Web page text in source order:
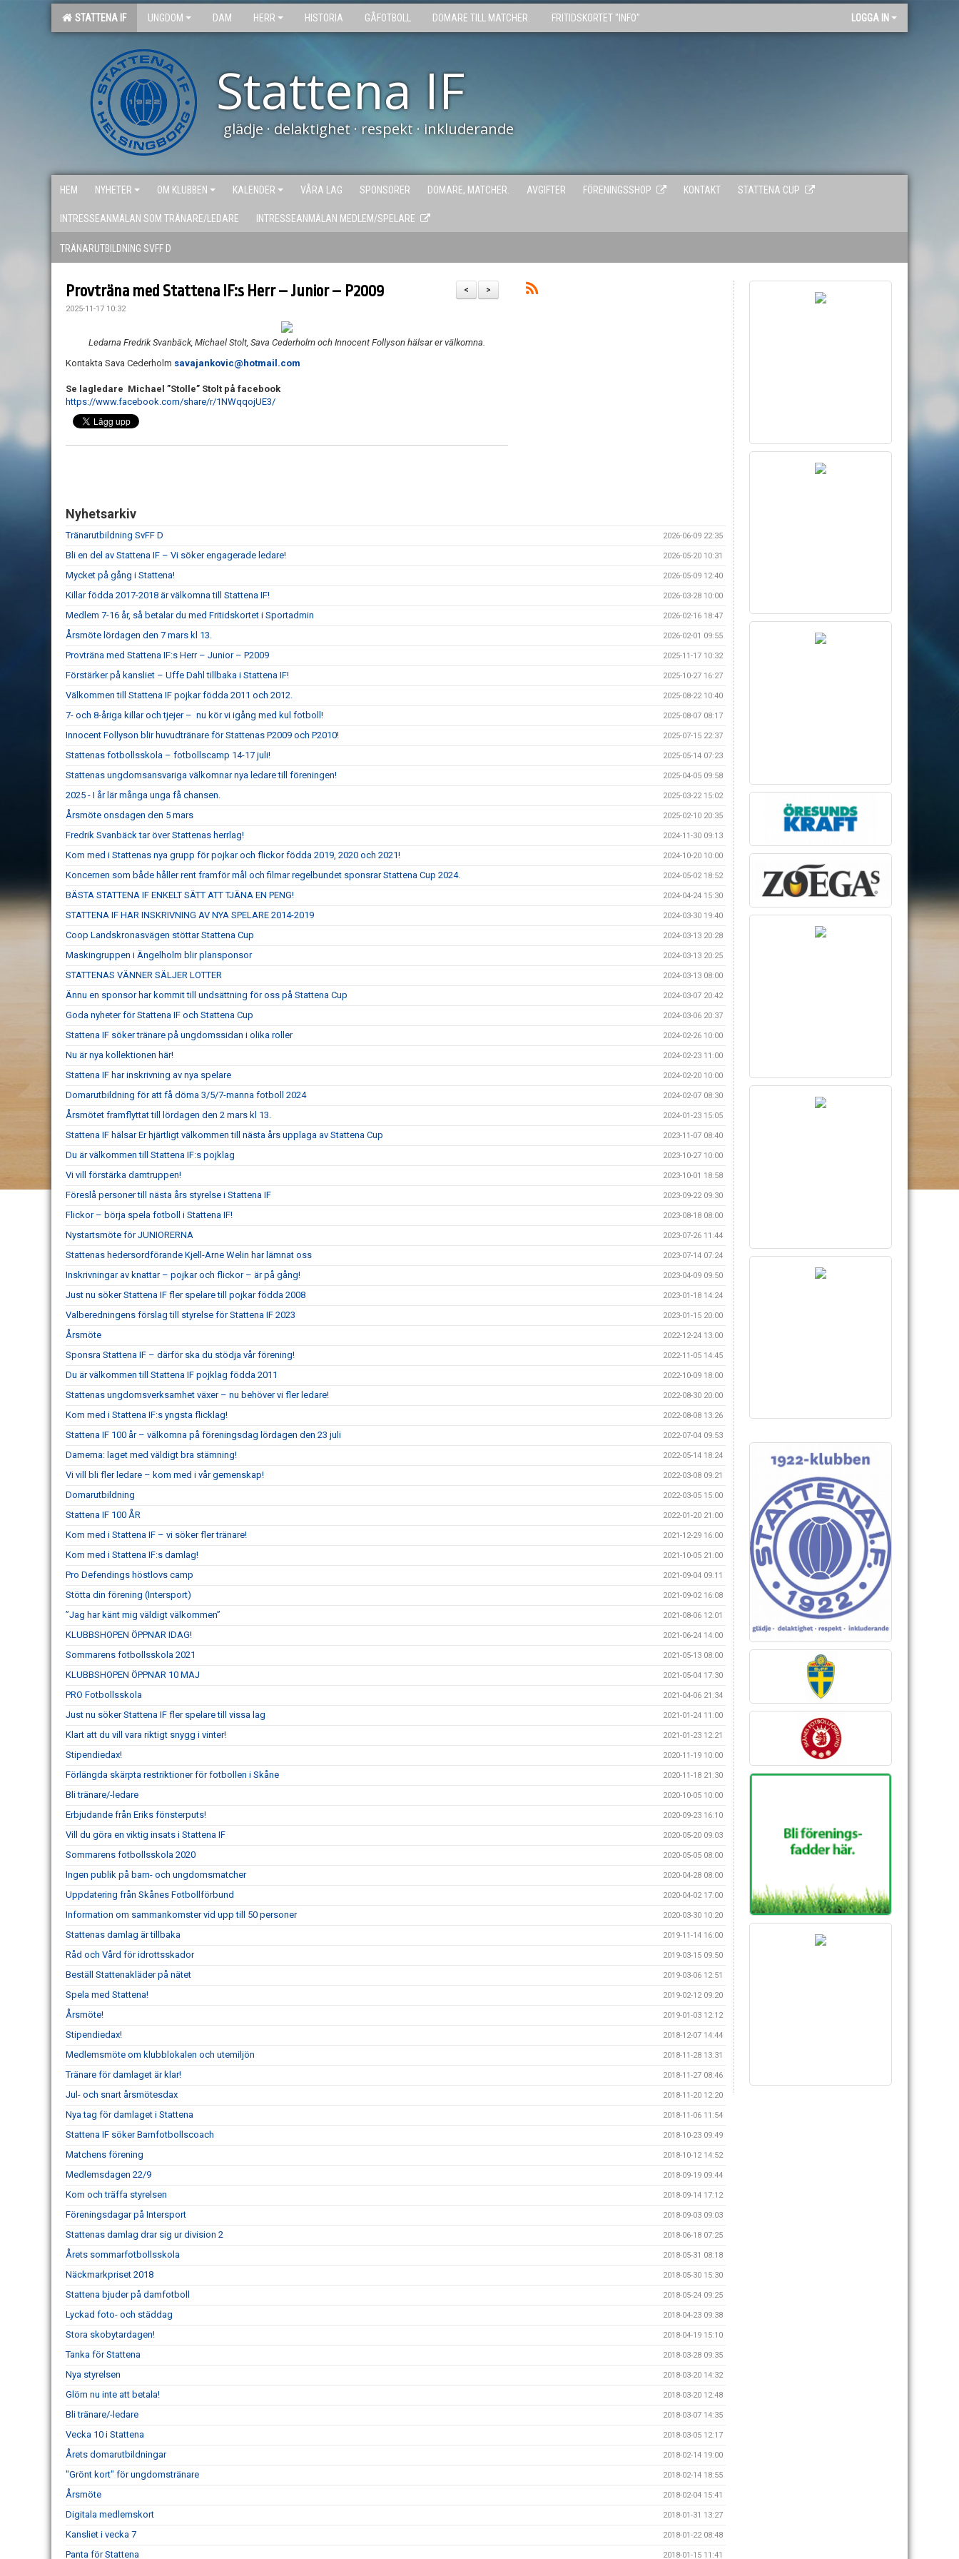
STATTENA IF UNGDOM DAM HERR HISTORIA GÅFOTBOLL DOMARE TILL MATCHER. FRITIDSKORTET "INFO" LOGGA IN
Stattena IF
glädje · delaktighet · respekt · inkluderande
HEM NYHETER OM KLUBBEN KALENDER VÅRA LAG SPONSORER DOMARE, MATCHER. AVGIFTER FÖRENINGSSHOP KONTAKT STATTENA CUP
INTRESSEANMÄLAN SOM TRÄNARE/LEDARE INTRESSEANMÄLAN MEDLEM/SPELARE
TRÄNARUTBILDNING SVFF D
>
<
Provträna med Stattena IF:s Herr – Junior – P2009
2025-11-17 10:32
Ledarna Fredrik Svanbäck, Michael Stolt, Sava Cederholm och Innocent Follyson hälsar er välkomna.
Kontakta Sava Cederholm savajankovic@hotmail.com
Se lagledare Michael ”Stolle” Stolt på facebook
https://www.facebook.com/share/r/1NWqqojUE3/
Nyhetsarkiv
Tränarutbildning SvFF D 2026-06-09 22:35
Bli en del av Stattena IF – Vi söker engagerade ledare! 2026-05-20 10:31
Mycket på gång i Stattena! 2026-05-09 12:40
Killar födda 2017-2018 är välkomna till Stattena IF! 2026-03-28 10:00
Medlem 7-16 år, så betalar du med Fritidskortet i Sportadmin 2026-02-16 18:47
Årsmöte lördagen den 7 mars kl 13. 2026-02-01 09:55
Provträna med Stattena IF:s Herr – Junior – P2009 2025-11-17 10:32
Förstärker på kansliet – Uffe Dahl tillbaka i Stattena IF! 2025-10-27 16:27
Välkommen till Stattena IF pojkar födda 2011 och 2012. 2025-08-22 10:40
7- och 8-åriga killar och tjejer – nu kör vi igång med kul fotboll! 2025-08-07 08:17
Innocent Follyson blir huvudtränare för Stattenas P2009 och P2010! 2025-07-15 22:37
Stattenas fotbollsskola – fotbollscamp 14-17 juli! 2025-05-14 07:23
Stattenas ungdomsansvariga välkomnar nya ledare till föreningen! 2025-04-05 09:58
2025 - I år lär många unga få chansen. 2025-03-22 15:02
Årsmöte onsdagen den 5 mars 2025-02-10 20:35
Fredrik Svanbäck tar över Stattenas herrlag! 2024-11-30 09:13
Kom med i Stattenas nya grupp för pojkar och flickor födda 2019, 2020 och 2021! 2024-10-20 10:00
Koncernen som både håller rent framför mål och filmar regelbundet sponsrar Stattena Cup 2024. 2024-05-02 18:52
BÄSTA STATTENA IF ENKELT SÄTT ATT TJÄNA EN PENG! 2024-04-24 15:30
STATTENA IF HAR INSKRIVNING AV NYA SPELARE 2014-2019 2024-03-30 19:40
Coop Landskronasvägen stöttar Stattena Cup 2024-03-13 20:28
Maskingruppen i Ängelholm blir plansponsor 2024-03-13 20:25
STATTENAS VÄNNER SÄLJER LOTTER 2024-03-13 08:00
Ännu en sponsor har kommit till undsättning för oss på Stattena Cup 2024-03-07 20:42
Goda nyheter för Stattena IF och Stattena Cup 2024-03-06 20:37
Stattena IF söker tränare på ungdomssidan i olika roller 2024-02-26 10:00
Nu är nya kollektionen här! 2024-02-23 11:00
Stattena IF har inskrivning av nya spelare 2024-02-20 10:00
Domarutbildning för att få döma 3/5/7-manna fotboll 2024 2024-02-07 08:30
Årsmötet framflyttat till lördagen den 2 mars kl 13. 2024-01-23 15:05
Stattena IF hälsar Er hjärtligt välkommen till nästa års upplaga av Stattena Cup 2023-11-07 08:40
Du är välkommen till Stattena IF:s pojklag 2023-10-27 10:00
Vi vill förstärka damtruppen! 2023-10-01 18:58
Föreslå personer till nästa års styrelse i Stattena IF 2023-09-22 09:30
Flickor – börja spela fotboll i Stattena IF! 2023-08-18 08:00
Nystartsmöte för JUNIORERNA 2023-07-26 11:44
Stattenas hedersordförande Kjell-Arne Welin har lämnat oss 2023-07-14 07:24
Inskrivningar av knattar – pojkar och flickor – är på gång! 2023-04-09 09:50
Just nu söker Stattena IF fler spelare till pojkar födda 2008 2023-01-18 14:24
Valberedningens förslag till styrelse för Stattena IF 2023 2023-01-15 20:00
Årsmöte 2022-12-24 13:00
Sponsra Stattena IF – därför ska du stödja vår förening! 2022-11-05 14:45
Du är välkommen till Stattena IF pojklag födda 2011 2022-10-09 18:00
Stattenas ungdomsverksamhet växer – nu behöver vi fler ledare! 2022-08-30 20:00
Kom med i Stattena IF:s yngsta flicklag! 2022-08-08 13:26
Stattena IF 100 år – välkomna på föreningsdag lördagen den 23 juli 2022-07-04 09:53
Damerna: laget med väldigt bra stämning! 2022-05-14 18:24
Vi vill bli fler ledare – kom med i vår gemenskap! 2022-03-08 09:21
Domarutbildning 2022-03-05 15:00
Stattena IF 100 ÅR 2022-01-20 21:00
Kom med i Stattena IF – vi söker fler tränare! 2021-12-29 16:00
Kom med i Stattena IF:s damlag! 2021-10-05 21:00
Pro Defendings höstlovs camp 2021-09-04 09:11
Stötta din förening (Intersport) 2021-09-02 16:08
”Jag har känt mig väldigt välkommen” 2021-08-06 12:01
KLUBBSHOPEN ÖPPNAR IDAG! 2021-06-24 14:00
Sommarens fotbollsskola 2021 2021-05-13 08:00
KLUBBSHOPEN ÖPPNAR 10 MAJ 2021-05-04 17:30
PRO Fotbollsskola 2021-04-06 21:34
Just nu söker Stattena IF fler spelare till vissa lag 2021-01-24 11:00
Klart att du vill vara riktigt snygg i vinter! 2021-01-23 12:21
Stipendiedax! 2020-11-19 10:00
Förlängda skärpta restriktioner för fotbollen i Skåne 2020-11-18 21:30
Bli tränare/-ledare 2020-10-05 10:00
Erbjudande från Eriks fönsterputs! 2020-09-23 16:10
Vill du göra en viktig insats i Stattena IF 2020-05-20 09:03
Sommarens fotbollsskola 2020 2020-05-05 08:00
Ingen publik på barn- och ungdomsmatcher 2020-04-28 08:00
Uppdatering från Skånes Fotbollförbund 2020-04-02 17:00
Information om sammankomster vid upp till 50 personer 2020-03-30 10:20
Stattenas damlag är tillbaka 2019-11-14 16:00
Råd och Vård för idrottsskador 2019-03-15 09:50
Beställ Stattenakläder på nätet 2019-03-06 12:51
Spela med Stattena! 2019-02-12 09:20
Årsmöte! 2019-01-03 12:12
Stipendiedax! 2018-12-07 14:44
Medlemsmöte om klubblokalen och utemiljön 2018-11-28 13:31
Tränare för damlaget är klar! 2018-11-27 08:46
Jul- och snart årsmötesdax 2018-11-20 12:20
Nya tag för damlaget i Stattena 2018-11-06 11:54
Stattena IF söker Barnfotbollscoach 2018-10-23 09:49
Matchens förening 2018-10-12 14:52
Medlemsdagen 22/9 2018-09-19 09:44
Kom och träffa styrelsen 2018-09-14 17:12
Föreningsdagar på Intersport 2018-09-03 09:03
Stattenas damlag drar sig ur division 2 2018-06-18 07:25
Årets sommarfotbollsskola 2018-05-31 08:18
Näckmarkpriset 2018 2018-05-30 15:30
Stattena bjuder på damfotboll 2018-05-24 09:25
Lyckad foto- och städdag 2018-04-23 09:38
Stora skobytardagen! 2018-04-19 15:10
Tanka för Stattena 2018-03-28 09:35
Nya styrelsen 2018-03-20 14:32
Glöm nu inte att betala! 2018-03-20 12:48
Bli tränare/-ledare 2018-03-07 14:35
Vecka 10 i Stattena 2018-03-05 12:17
Årets domarutbildningar 2018-02-14 19:00
"Grönt kort" för ungdomstränare 2018-02-14 18:55
Årsmöte 2018-02-04 15:41
Digitala medlemskort 2018-01-31 13:27
Kansliet i vecka 7 2018-01-22 08:48
Panta för Stattena 2018-01-15 11:41